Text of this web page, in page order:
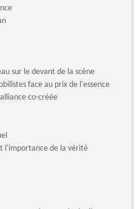
sur le devant de la scène
face au prix de l'essence
co-créée
l'importance de la vérité